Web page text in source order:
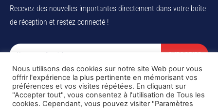
Recevez des nouvelles importantes directement dans votre boîte
de réception et restez connecté !
SUBSCRIBE
I've read and accept thePrivacy Policy.
Nous utilisons des cookies sur notre site Web pour vous
offrir l'expérience la plus pertinente en mémorisant vos
préférences et vos visites répétées. En cliquant sur
"Accepter tout", vous consentez à l'utilisation de Tous les
cookies. Cependant, vous pouvez visiter "Paramètres